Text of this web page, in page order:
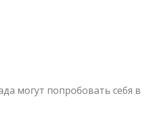
могут попробовать себя в